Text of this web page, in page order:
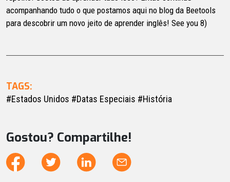
acompanhando tudo o que postamos aqui no blog da Beetools
para descobrir um novo jeito de aprender inglês! See you 8)
TAGS:
#Estados Unidos #Datas Especiais #História
Gostou? Compartilhe!